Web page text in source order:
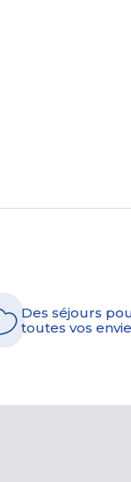
Des séjours
toutes vos